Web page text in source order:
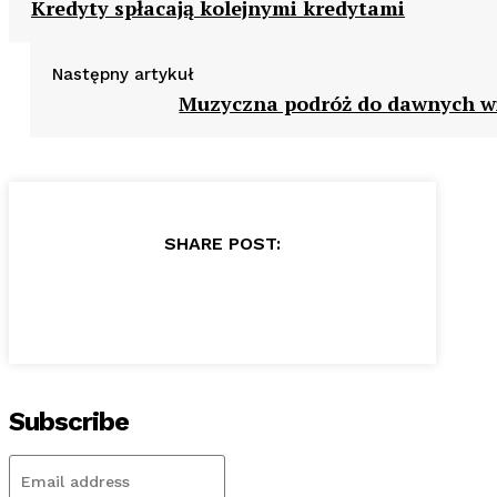
Kredyty spłacają kolejnymi kredytami
Następny artykuł
Muzyczna podróż do dawnych
SHARE POST:
Subscribe